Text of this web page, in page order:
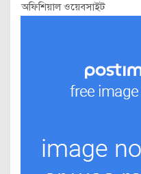
অফিশিয়াল ওয়েবসাইট